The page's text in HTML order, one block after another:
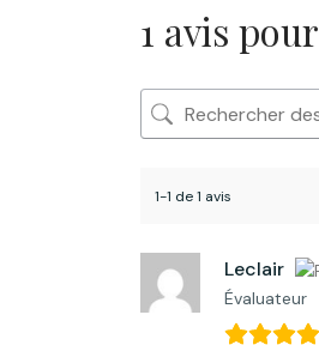
1 avis pour
1-1 de 1 avis
Leclair
Évaluateur